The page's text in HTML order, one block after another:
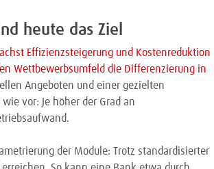
heute das Ziel
Effizienzsteigerung und Kostenreduktion
Wettbewerbsumfeld die Differenzierung in
Angeboten und einer gezielten
vor: Je höher der Grad an
der Module: Trotz standardisierter